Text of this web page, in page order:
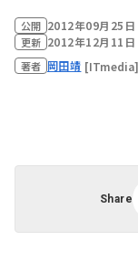
公開 2012年09月25
更新 2012年12月11
著者 岡田靖 [ITmedia]
Share